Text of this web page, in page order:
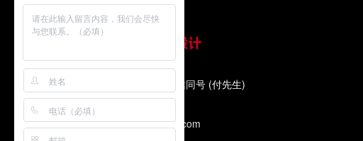
品牌总监：18613155766 微信同号 (付先生)
咨询热线：020-38317267
企业邮箱：3094372967@qq.com